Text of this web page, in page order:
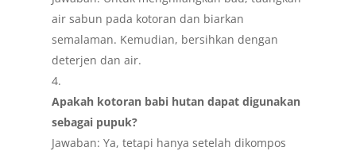
air sabun pada kotoran dan biarkan
semalaman. Kemudian, bersihkan dengan
deterjen dan air.
Apakah kotoran babi hutan dapat digunakan
sebagai pupuk?
Jawaban: Ya, tetapi hanya setelah dikompos